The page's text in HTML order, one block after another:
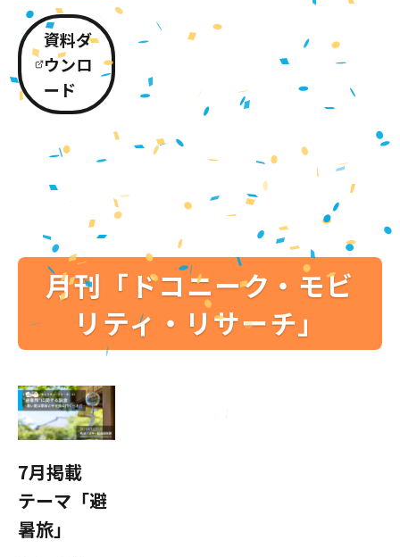
資料ダ
ウンロ
ード
月刊「ドコニーク・モビ
リティ・リサーチ」
7月掲載
テーマ「避
暑旅」